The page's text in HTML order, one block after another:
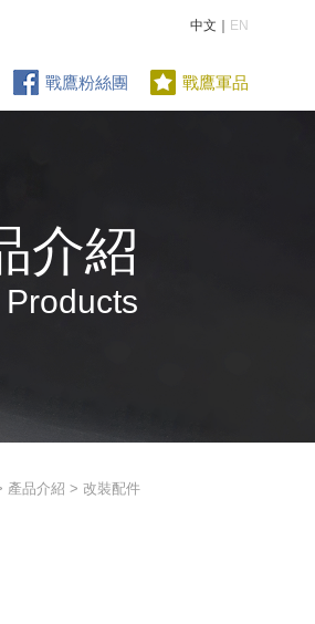
中文｜ EN
戰鷹粉絲團 戰鷹軍品
介紹
Products
產品介紹 > 改裝配件